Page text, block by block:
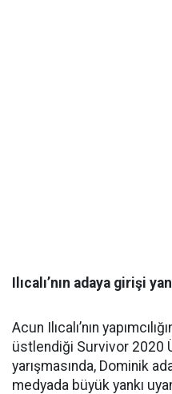
Ilıcalı’nın adaya girişi
Acun Ilıcalı’nın
üstlendiği Survivor 2020
yarışmasında, Dominik
medyada büyük yankı